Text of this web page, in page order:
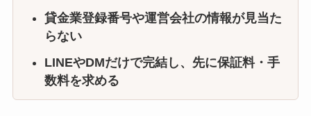
貸金業登録番号や運営会社の情報が見当た
らない
LINEやDMだけで完結し、先に保証料・手
数料を求める